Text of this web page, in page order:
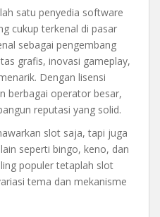
satu penyedia software
cukup terkenal di pasar
sebagai pengembang
grafis, inovasi gameplay,
Dengan lisensi
berbagai operator besar,
reputasi yang solid.
slot saja, tapi juga
seperti bingo, keno, dan
populer tetaplah slot
tema dan mekanisme